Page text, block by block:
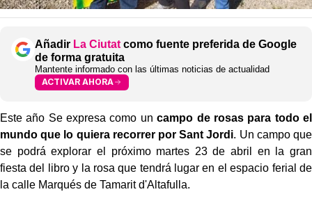
Añadir La Ciutat como fuente preferida de Google
de forma gratuita
Mantente informado con las últimas noticias de actualidad
ACTIVAR AHORA
Este año Se expresa como uncampo de rosas para todo el
mundo que lo quiera recorrer por Sant Jordi. Un campo que
se podrá explorar el próximo martes 23 de abril en la gran
fiesta del libro y la rosa que tendrá lugar en el espacio ferial de
la calle Marqués de Tamarit d'Altafulla.